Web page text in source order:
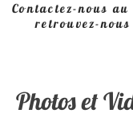
Contactez-nous au
retrouvez-
Photos et